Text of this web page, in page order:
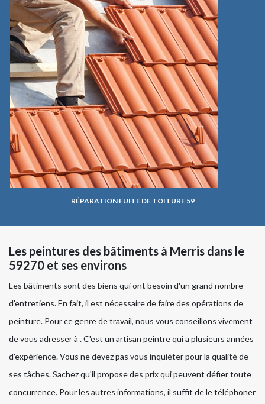
RÉPARATION FUITE DE TOITURE 59
Les peintures des bâtiments à Merris dans le
59270 et ses environs
Les bâtiments sont des biens qui ont besoin d'un grand nombre
d'entretiens. En fait, il est nécessaire de faire des opérations de
peinture. Pour ce genre de travail, nous vous conseillons vivement
de vous adresser à . C'est un artisan peintre qui a plusieurs années
d'expérience. Vous ne devez pas vous inquiéter pour la qualité de
ses tâches. Sachez qu'il propose des prix qui peuvent défier toute
concurrence. Pour les autres informations, il suffit de le téléphoner